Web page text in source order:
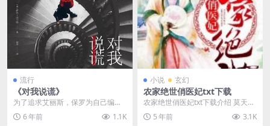
流行
《对我说谎》
为了追求艾丽斯，保罗为自己编造
了一个完美身世，然而他不知道的
是，艾丽斯本就认识他...
6 年前 1.1K
小说 玄幻
农家绝世俏医妃txt下载
农家绝世俏医妃txt下载介绍 莫天星
现代神医宗族的嫡传人，刚穿越过
来就面对渣男要...
5 年前 3.1K